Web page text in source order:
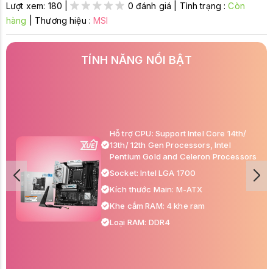
Lượt xem: 180 | 0 đánh giá Tình trạng :Còn
hàng
Thương hiệu :MSI
TÍNH NĂNG NỔI BẬT
Hỗ trợ CPU: Support Intel Core 14th/
13th/ 12th Gen Processors, Intel
Pentium Gold and Celeron Processors
Socket: Intel LGA 1700
Kích thước Main: M-ATX
Khe cắm RAM: 4 khe ram
Loại RAM: DDR4